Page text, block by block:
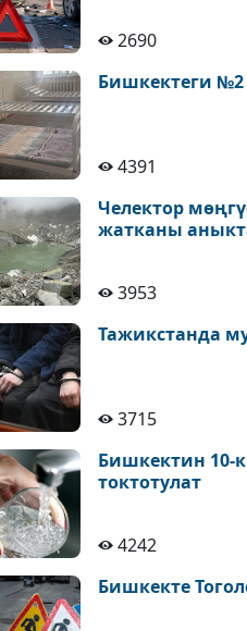
2690
Бишкектеги №2
4391
Челектор
жатканы
3953
Тажикстанда
3715
Бишкектин 10-
токтотулат
4242
Бишкекте